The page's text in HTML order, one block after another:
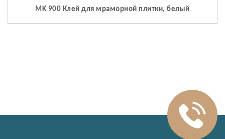
MK 900 Клей для мраморной плитки, белый